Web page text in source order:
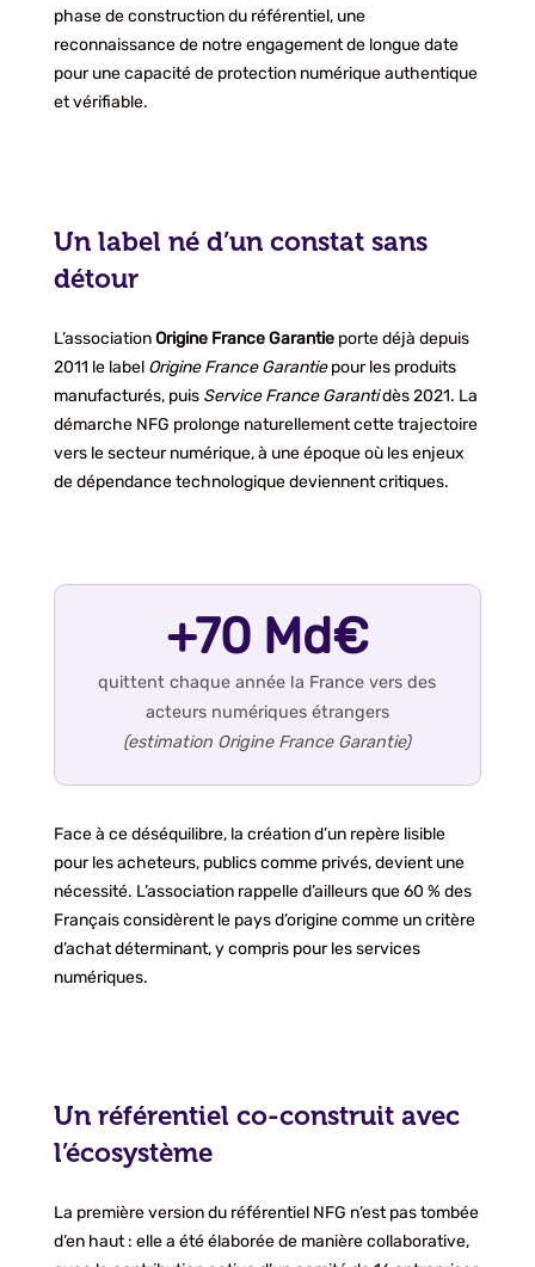
phase de construction du référentiel, une
reconnaissance de notre engagement de longue date
pour une capacité de protection numérique authentique
et vérifiable.
Un label né d’un constat sans
détour
L’associationOrigine France Garantieporte déjà depuis
2011 le label Origine France Garantiepour les produits
manufacturés, puis Service France Garantidès 2021. La
démarche NFG prolonge naturellement cette trajectoire
vers le secteur numérique, à une époque où les enjeux
de dépendance technologique deviennent critiques.
+70 Md€
quittent chaque année la France vers des
acteurs numériques étrangers
(estimation Origine France Garantie)
Face à ce déséquilibre, la création d’un repère lisible
pour les acheteurs, publics comme privés, devient une
nécessité. L’association rappelle d’ailleurs que 60 % des
Français considèrent le pays d’origine comme un critère
d’achat déterminant, y compris pour les services
numériques.
Un référentiel co-construit avec
l’écosystème
La première version du référentiel NFG n’est pas tombée
d’en haut : elle a été élaborée de manière collaborative,